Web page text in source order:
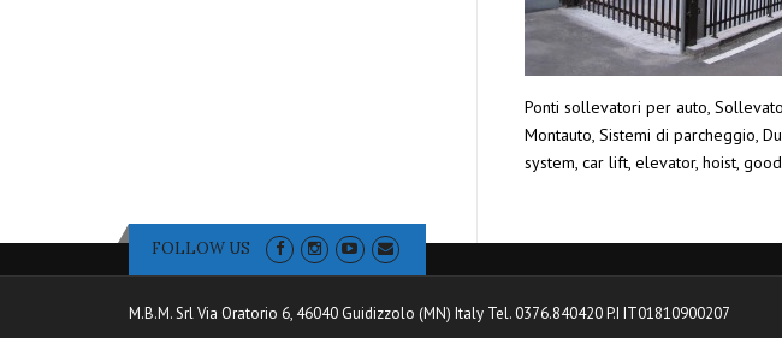
Ponti sollevatori per auto,
Montauto, Sistemi di parcheggio,
system, car lift, elevator, hoist,
FOLLOW US
M.B.M. Srl Via Oratorio 6, 46040 Guidizzolo (MN) Italy Tel. 0376.840420 P.I IT01810900207